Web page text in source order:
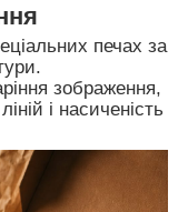
печах за
зображення,
і насиченість